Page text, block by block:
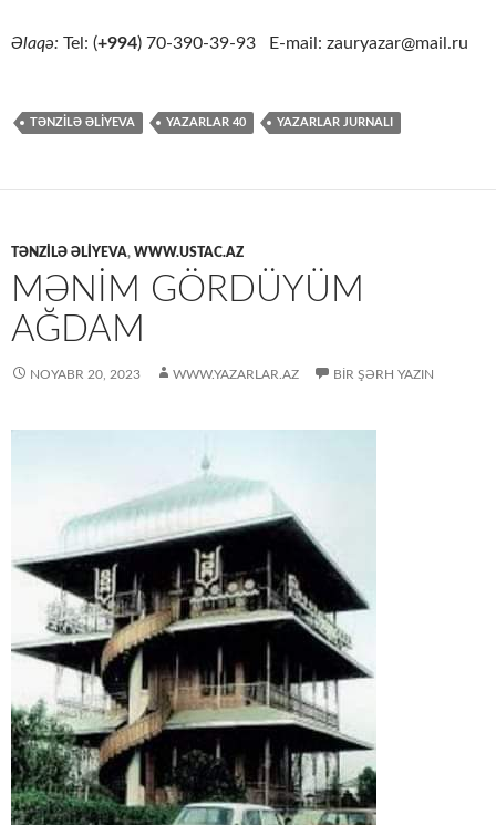
Əlaqə: Tel: (+994) 70-390-39-93 E-mail: zauryazar@mail.ru
TƏNZILƏ ƏLIYEVA YAZARLAR 40 YAZARLAR JURNALI
TƏNZILƏ ƏLIYEVA, WWW.USTAC.AZ
MƏNIM GÖRDÜYÜM
AĞDAM
NOYABR 20, 2023 WWW.YAZARLAR.AZ BIR ŞƏRH YAZIN